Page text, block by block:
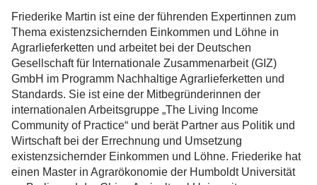
Friederike Martin ist eine der führenden Expertinnen zum
Thema existenzsichernden Einkommen und Löhne in
Agrarlieferketten und arbeitet bei der Deutschen
Gesellschaft für Internationale Zusammenarbeit (GIZ)
GmbH im Programm Nachhaltige Agrarlieferketten und
Standards. Sie ist eine der Mitbegründerinnen der
internationalen Arbeitsgruppe „The Living Income
Community of Practice“ und berät Partner aus Politik und
Wirtschaft bei der Errechnung und Umsetzung
existenzsichernder Einkommen und Löhne. Friederike hat
einen Master in Agrarökonomie der Humboldt Universität